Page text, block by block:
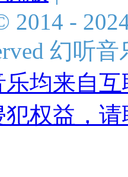
2014 -
幻听
均来自
权益，